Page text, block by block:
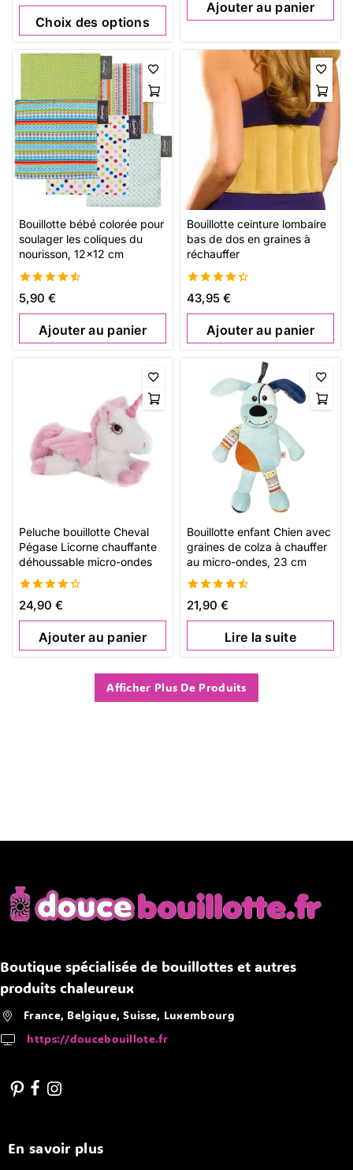
Choix des options
Ajouter au panier
Bouillotte bébé colorée pour
soulager les coliques du
nourisson, 12×12 cm
4.56
de 5
5,90 €
Ajouter au panier
Bouillotte ceinture lombaire
bas de dos en graines à
réchauffer
4.46
de 5
43,95 €
Ajouter au panier
Peluche bouillotte Cheval
Pégase Licorne chauffante
déhoussable micro-ondes
4.38
de 5
24,90 €
Ajouter au panier
Bouillotte enfant Chien avec
graines de colza à chauffer
au micro-ondes, 23 cm
4.58
de 5
21,90 €
Lire la suite
Afficher Plus De Produits
Boutique spécialisée de bouillottes et autres
produits chaleureux
France, Belgique, Suisse, Luxembourg
https://doucebouillote.fr
En savoir plus